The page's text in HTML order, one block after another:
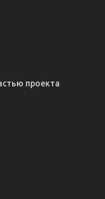
проекта